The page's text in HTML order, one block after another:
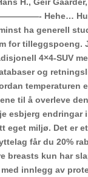
Hehe…
ha generell
for
4×4-SUV
og
til å overleve
esbjerg
eget miljø. Det er
får du 20%
breasts kun har
innlegg av